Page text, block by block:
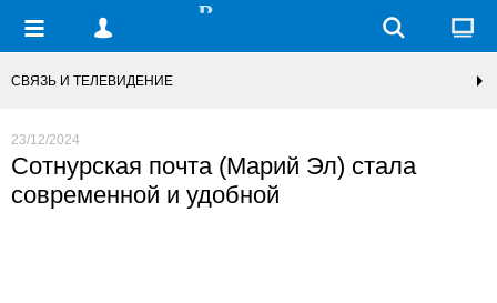
СВЯЗЬ И ТЕЛЕВИДЕНИЕ
23/12/2024
Сотнурская почта (Марий Эл) стала
современной и удобной